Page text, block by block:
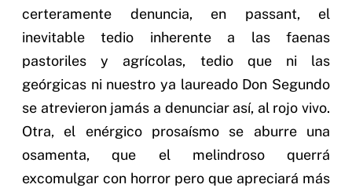
certeramente denuncia, en passant, el
inevitable tedio inherente a las faenas
pastoriles y agrícolas, tedio que ni las
geórgicas ni nuestro ya laureado Don Segundo
se atrevieron jamás a denunciar así, al rojo vivo.
Otra, el enérgico prosaísmo se aburre una
osamenta, que el melindroso querrá
excomulgar con horror pero que apreciará más